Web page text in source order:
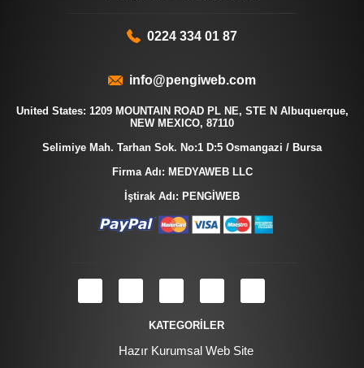
0224 334 01 87
info@pengiweb.com
United States: 1209 MOUNTAIN ROAD PL NE, STE N Albuquerque,
NEW MEXICO, 87110
Selimiye Mah. Tarhan Sok. No:1 D:5 Osmangazi / Bursa
Firma Adı: MEDYAWEB LLC
İştirak Adı: PENGİWEB
KATEGORİLER
Hazır Kurumsal Web Site